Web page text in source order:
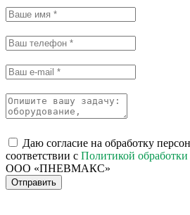
Даю согласие на обработку
соответствии с Политикой
ООО «ПНЕВМАКС»
Отправить